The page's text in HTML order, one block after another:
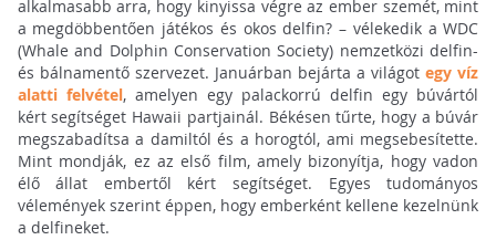
alkalmasabb arra, hogy kinyissa végre az ember szemét, mint
a megdöbbentően játékos és okos delfin? – vélekedik a WDC
(Whale and Dolphin Conservation Society) nemzetközi delfin-
és bálnamentő szervezet. Januárban bejárta a világotegy víz
alatti felvétel, amelyen egy palackorrú delfin egy búvártól
kért segítséget Hawaii partjainál. Békésen tűrte, hogy a búvár
megszabadítsa a damiltól és a horogtól, ami megsebesítette.
Mint mondják, ez az első film, amely bizonyítja, hogy vadon
élő állat embertől kért segítséget. Egyes tudományos
vélemények szerint éppen, hogy emberként kellene kezelnünk
a delfineket.